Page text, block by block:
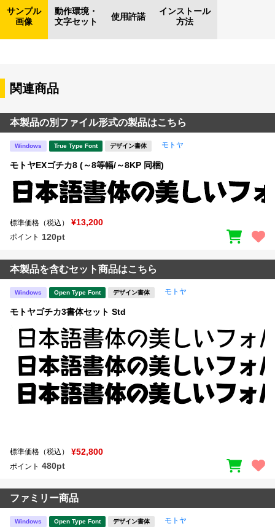
サンプル
画像
動作環境・
文字セット
使用許諾
インストール
方法
関連商品
本製品の別ファイル形式の製品はこちら
Windows True Type Font デザイン書体 モトヤ
モトヤEXゴチカ8 (～8等幅/～8KP 同梱)
標準価格（税込） ¥13,200
ポイント 120pt
本製品を含むセット商品はこちら
Windows Open Type Font デザイン書体 モトヤ
モトヤゴチカ3書体セット Std
標準価格（税込） ¥52,800
ポイント 480pt
ファミリー商品
Windows Open Type Font デザイン書体 モトヤ